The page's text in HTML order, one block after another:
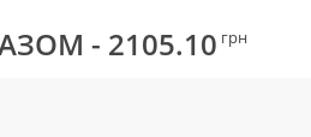
- 2105.10 грн